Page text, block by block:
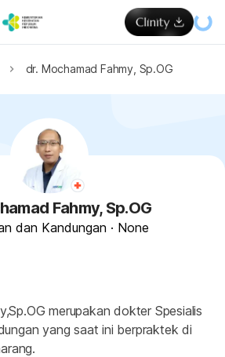
dr. Mochamad Fahmy, Sp.OG
Fahmy, Sp.OG
dan Kandungan · None
merupakan dokter Spesialis
yang saat ini berpraktek di